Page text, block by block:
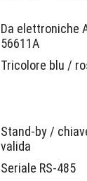
Da elettroniche
56611A
Tricolore blu /
Stand-by /
valida
Seriale RS-485